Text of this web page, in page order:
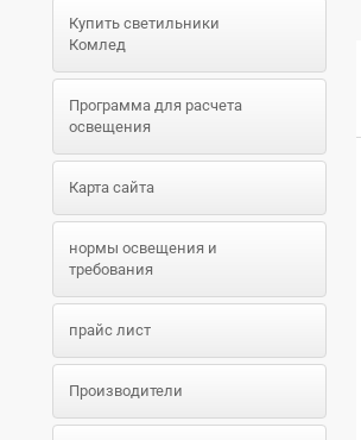
Купить светильники
Комлед
Программа для расчета
освещения
Карта сайта
нормы освещения и
требования
прайс лист
Производители